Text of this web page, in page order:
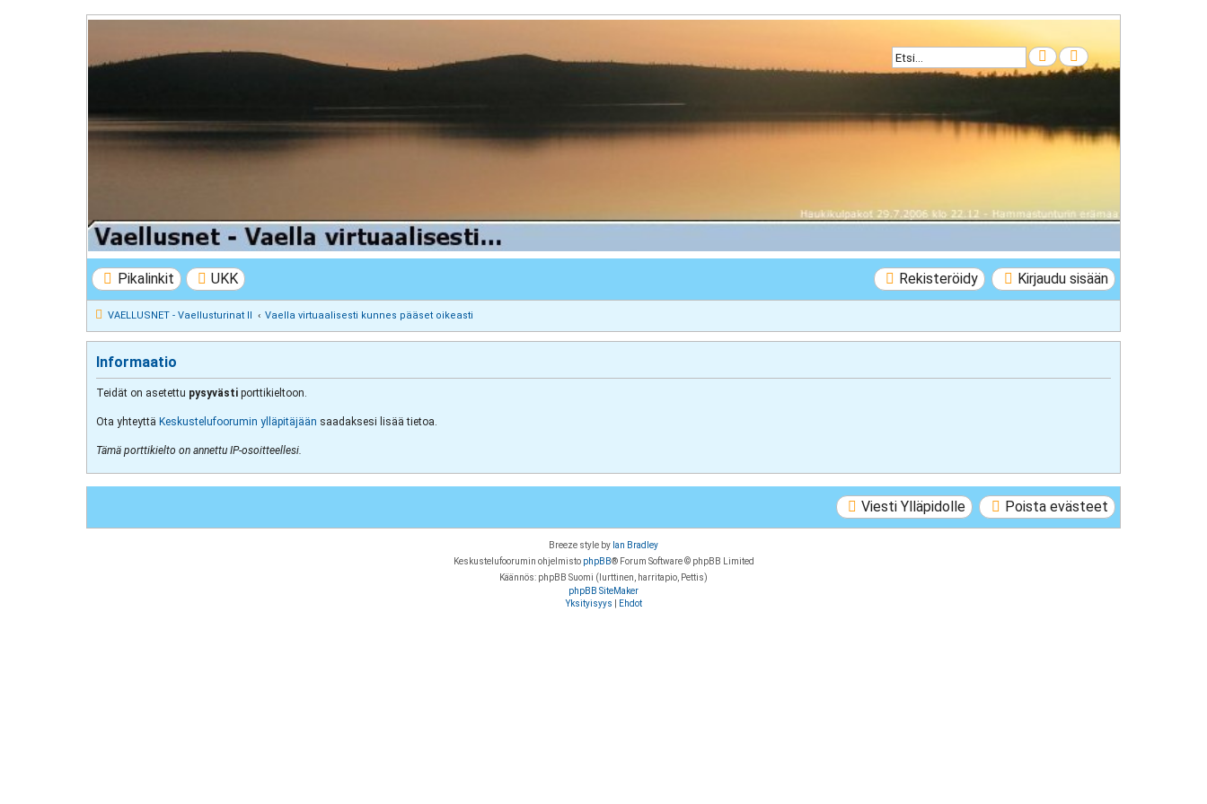
Etsi Tarkennettu haku
VAELLUSNET - Vaellusturinat II
Keskustelua vaeltamisesta ja Lapista
Pikalinkit UKK Kirjaudu sisään
Rekisteröidy
VAELLUSNET - Vaellusturinat II Vaella virtuaalisesti kunnes pääset oikeasti
Informaatio
Teidät on asetettu pysyvästi porttikieltoon.
Ota yhteyttä Keskustelufoorumin ylläpitäjään saadaksesi lisää tietoa.
Tämä porttikielto on annettu IP-osoitteellesi.
Poista evästeet
Viesti Ylläpidolle
Breeze style by Ian Bradley
Keskustelufoorumin ohjelmisto phpBB® Forum Software © phpBB Limited
Käännös: phpBB Suomi (lurttinen, harritapio, Pettis)
phpBB SiteMaker
Yksityisyys
Ehdot